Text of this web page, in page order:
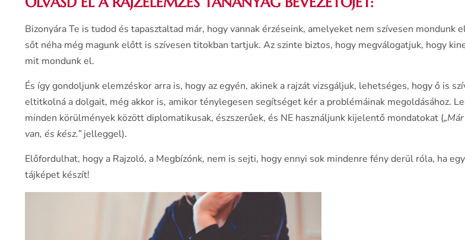
Bizonyára Te is tudod és tapasztaltad már, hogy vannak érzéseink, amelyeket nem szívesen mondunk
sőt néha még magunk előtt is szívesen titokban tartjuk. Az szinte biztos, hogy megválogatjuk, hogy
mit mondunk el.
És így gondoljunk elemzéskor arra is, hogy az egyén, akinek a rajzát vizsgáljuk, lehetséges, hogy ő is
eltitkolná a dolgait, még akkor is, amikor ténylegesen segítséget kér a problémáinak megoldásához.
minden körülmények között diplomatikusak, észszerűek, és NE használjunk kijelentő mondatokat (
van, és kész.”jelleggel).
Előfordulhat, hogy a Rajzoló, a Megbízónk, nem is sejti, hogy ennyi sok mindenre fény derül róla, ha
tájképet készít!